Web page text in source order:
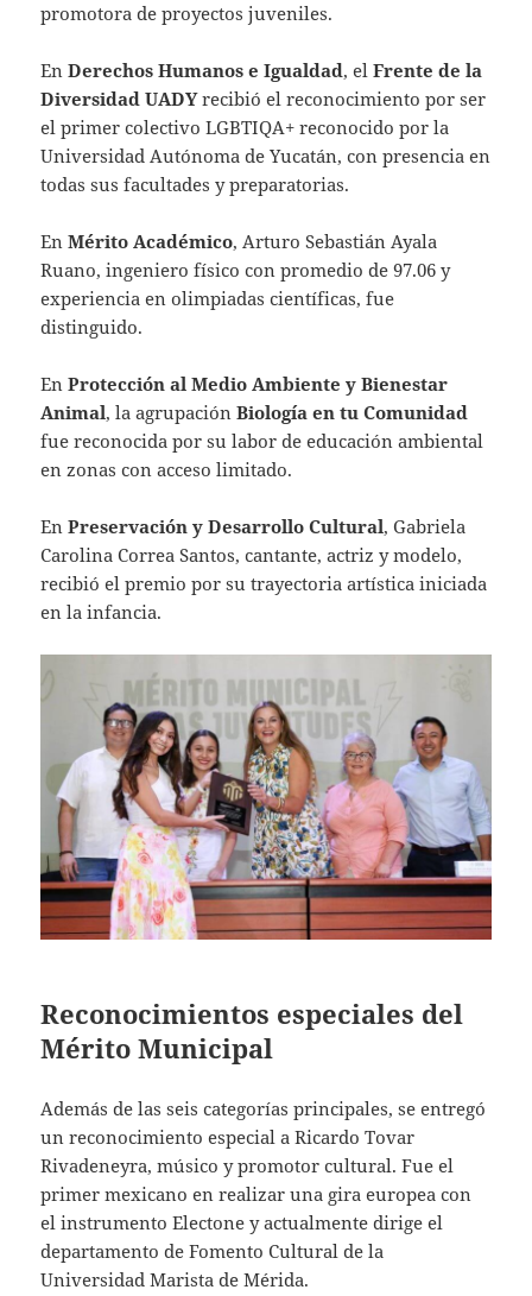
promotora de proyectos juveniles.
EnDerechos Humanos e Igualdad, elFrente de la
Diversidad UADYrecibió el reconocimiento por ser
el primer colectivo LGBTIQA+ reconocido por la
Universidad Autónoma de Yucatán, con presencia en
todas sus facultades y preparatorias.
EnMérito Académico, Arturo Sebastián Ayala
Ruano, ingeniero físico con promedio de 97.06 y
experiencia en olimpiadas científicas, fue
distinguido.
EnProtección al Medio Ambiente y Bienestar
Animal, la agrupaciónBiología en tu Comunidad
fue reconocida por su labor de educación ambiental
en zonas con acceso limitado.
EnPreservación y Desarrollo Cultural, Gabriela
Carolina Correa Santos, cantante, actriz y modelo,
recibió el premio por su trayectoria artística iniciada
en la infancia.
Reconocimientos especiales del
Mérito Municipal
Además de las seis categorías principales, se entregó
un reconocimiento especial a Ricardo Tovar
Rivadeneyra, músico y promotor cultural. Fue el
primer mexicano en realizar una gira europea con
el instrumento Electone y actualmente dirige el
departamento de Fomento Cultural de la
Universidad Marista de Mérida.